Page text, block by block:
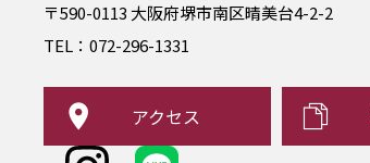
〒590-0113 大阪府堺市南区晴美台4-2-2
TEL： 072-296-1331
アクセス